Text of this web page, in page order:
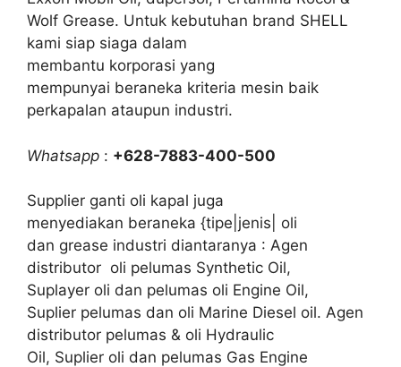
Wolf Grease. Untuk kebutuhan brand SHELL
kami siap siaga dalam
membantu korporasi yang
mempunyai beraneka kriteria mesin baik
perkapalan ataupun industri.
Whatsapp : +628-7883-400-500
Supplier ganti oli kapal juga
menyediakan beraneka {tipe|jenis| oli
dan grease industri diantaranya : Agen
distributor oli pelumas Synthetic Oil,
Suplayer oli dan pelumas oli Engine Oil,
Suplier pelumas dan oli Marine Diesel oil. Agen
distributor pelumas & oli Hydraulic
Oil, Suplier oli dan pelumas Gas Engine